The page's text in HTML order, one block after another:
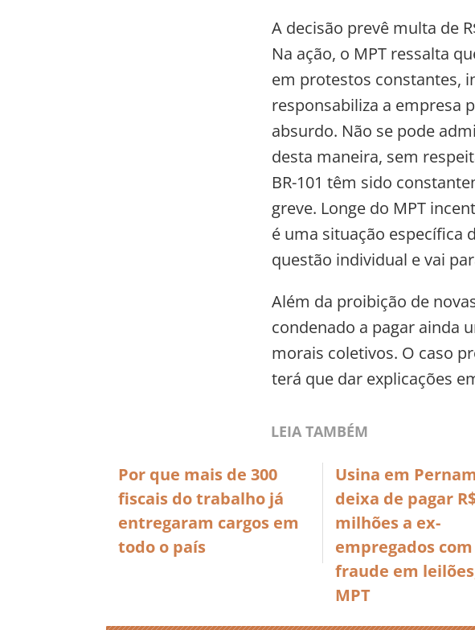
A decisão prevê multa de
Na ação, o MPT ressalta
em protestos constantes,
responsabiliza a empresa
absurdo. Não se pode
desta maneira, sem
BR-101 têm sido
greve. Longe do MPT
é uma situação específica
questão individual e vai
Além da proibição de
condenado a pagar ainda
morais coletivos. O caso
terá que dar explicações
LEIA TAMBÉM
Por que mais de 300
fiscais do trabalho já
entregaram cargos em
todo o país
Usina em
deixa de pagar
milhões a ex-
empregados com
fraude em
MPT